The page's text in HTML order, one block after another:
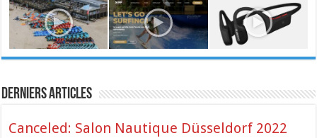
Derniers articles
Canceled: Salon Nautique Düsseldorf 2022